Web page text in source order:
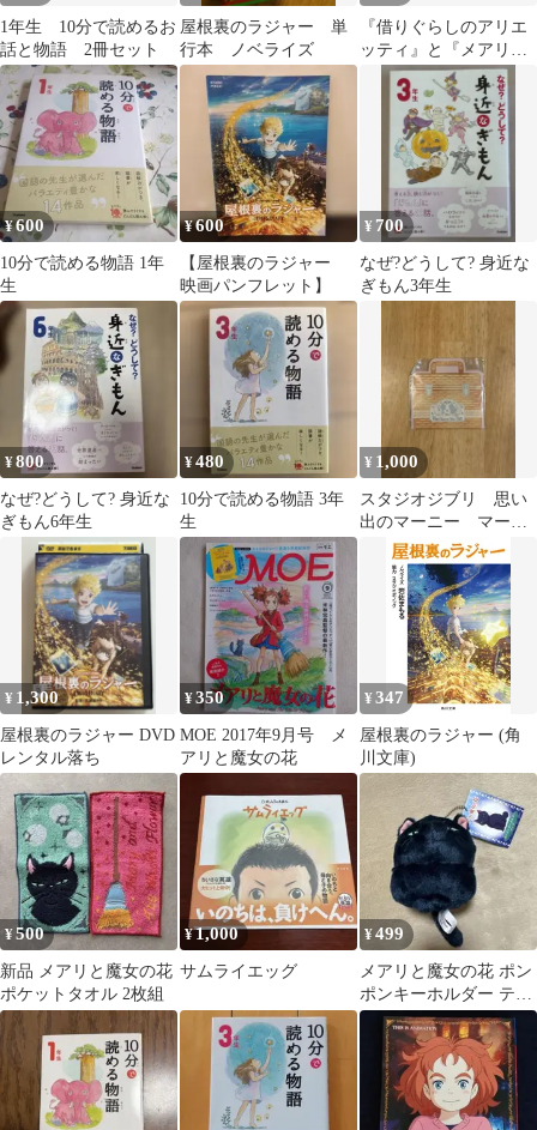
1年生 10分で読めるお
話と物語 2冊セット
屋根裏のラジャー 単
行本 ノベライズ
『借りぐらしのアリエ
ッティ』と『メアリと
魔女の花』の映画パン
フレット2冊まとめて
¥600
10分で読める物語 1年
生
¥600
【屋根裏のラジャー
映画パンフレット】
¥ 700
なぜ?どうして? 身近な
ぎもん3年生
¥800
なぜ?どうして? 身近な
ぎもん6年生
¥480
10分で読める物語 3年
生
¥ 1,000
スタジオジブリ 思い
出のマーニー マーニ
ーのバスケット型ふせ
んメモ 未使用
¥ 1,300
屋根裏のラジャー DVD
レンタル落ち
¥350
MOE 2017年9月号 メ
アリと魔女の花
¥347
屋根裏のラジャー (角
川文庫)
¥500
新品 メアリと魔女の花
ポケットタオル 2枚組
¥1,000
サムライエッグ
¥499
メアリと魔女の花 ポン
ポンキーホルダー ティ
ブ 黒猫 【タグ付き・美
品】